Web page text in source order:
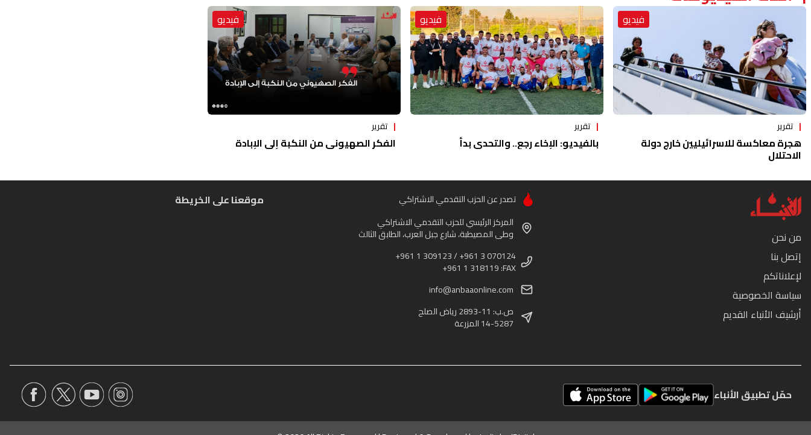
فيديو
تقرير
هجرة معاكسة للاسرائيليين خارج دولة
الاحتلال
فيديو
تقرير
بالفيديو: الإخاء رجع.. والتحدي بدأ
فيديو
تقرير
الفكر الصهيوني من النكبة إلى الإبادة
من نحن
إتصل بنا
لإعلاناتكم
سياسة الخصوصية
أرشيف الأنباء القديم
تصدر عن الحزب التقدمي الاشتراكي
المركز الرئيسي للحزب التقدمي الاشتراكي
وطى المصيطبة، شارع جبل العرب، الطابق الثالث
+961 1 309123 / +961 3 070124
+961 1 318119 :FAX
info@anbaaonline.com
ص.ب: 11-2893 رياض الصلح
14-5287 المزرعة
موقعنا على الخريطة
حمّل تطبيق الأنباء